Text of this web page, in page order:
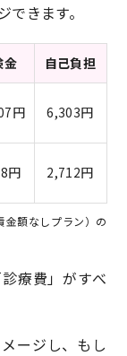
きます。
金 自己負担
円 6,303円
円 2,712円
額なしプラン）の
療費」がすべ
ージし、もし